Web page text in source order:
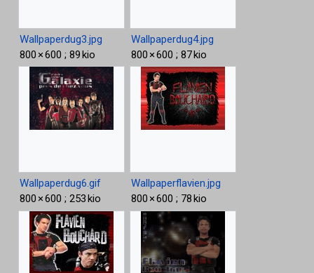
Wallpaperdug3.jpg
800 × 600 ; 89 kio
Wallpaperdug4.jpg
800 × 600 ; 87 kio
Wallpaperdug6.gif
800 × 600 ; 253 kio
Wallpaperflavien.jpg
800 × 600 ; 78 kio